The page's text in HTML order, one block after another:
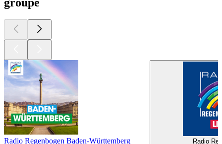
Radio Regenbogen Baden-Württemberg
Radio